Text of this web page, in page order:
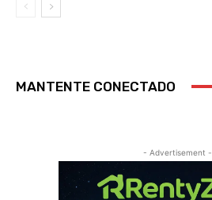
MANTENTE CONECTADO
- Advertisement -